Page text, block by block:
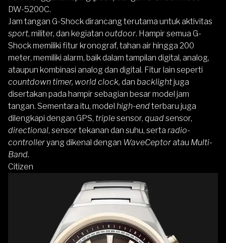
DW-5200C.
Jam tangan G-Shock dirancang terutama untuk aktivitas
sport, militer, dan kegiatan outdoor. Hampir semua G-
Shock memiliki fitur kronograf, tahan air hingga 200
meter, memiliki alarm, baik dalam tampilan digital, analog,
ataupun kombinasi analog dan digital. Fitur lain seperti
countdown timer, world clock, dan backlightjuga
disertakan pada hampir sebagian besar model jam
tangan. Sementara itu, model high-endterbaru juga
dilengkapi dengan GPS, triplesensor, quadsensor,
directional, sensor tekanan dan suhu, serta radio-
controlleryang dikenal dengan WaveCeptoratau Multi-
Band.
Citizen